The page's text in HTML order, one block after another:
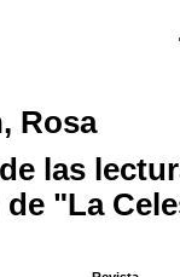
Rosa
las
de "La